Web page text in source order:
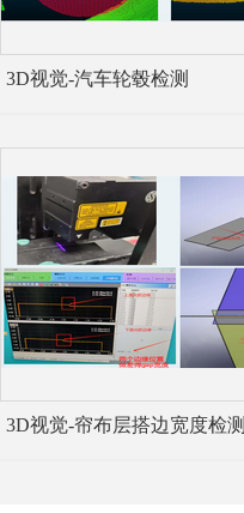
3D视觉-汽车轮毂检测
3D视觉-帘布层搭边宽度检测